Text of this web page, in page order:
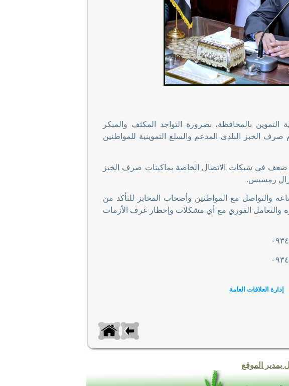
بالمحافظة، بضرورة التواجد المكثف والمبكر
الخبز البلدي المدعم والسلع التموينية للمواطنين
ضعف في شبكات الاتصال الخاصة بماكينات صرف الخبز
رمسيس.
والتواصل مع المواطنين وأصحاب المخابز للتأكد من
والتعامل الفوري مع أي مشكلات وإخطار غرف الأزمات
إدارة العلاقات العامة
بمدير الموقع